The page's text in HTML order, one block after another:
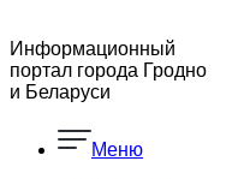
Информационный
портал города Гродно
и Беларуси
Меню